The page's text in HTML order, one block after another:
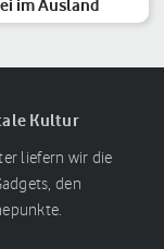
im Ausland
Kultur
liefern wir die
den